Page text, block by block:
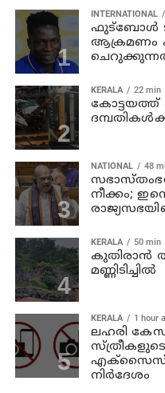
INTERNATIONAL
ഫുട്ബോൾ
ആക്രമണം
KERALA 22 min
കോട്ടയത്ത്
NATIONAL 48
നീക്കം;
KERALA 50 min
കുതിരാൻ
മണ്ണിടിച്ചിൽ
KERALA 1 hour
ലഹരി
സ്ത്രീകളുടെ
എക്സൈസ്
നിർദേശം